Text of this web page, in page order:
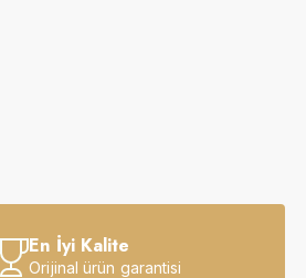
En İyi Kalite
Orijinal ürün garantisi